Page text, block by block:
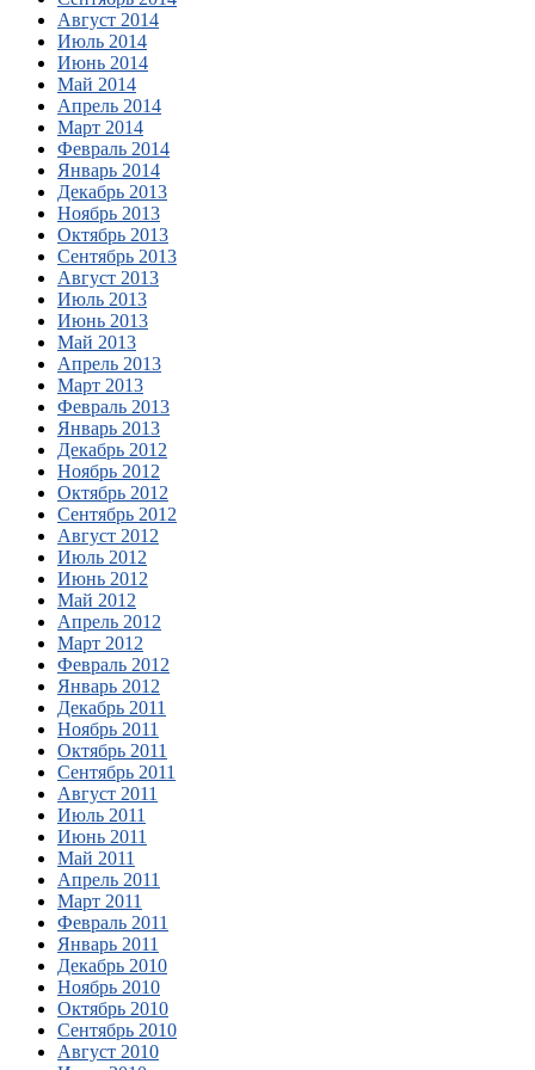
Август 2014
Июль 2014
Июнь 2014
Май 2014
Апрель 2014
Март 2014
Февраль 2014
Январь 2014
Декабрь 2013
Ноябрь 2013
Октябрь 2013
Сентябрь 2013
Август 2013
Июль 2013
Июнь 2013
Май 2013
Апрель 2013
Март 2013
Февраль 2013
Январь 2013
Декабрь 2012
Ноябрь 2012
Октябрь 2012
Сентябрь 2012
Август 2012
Июль 2012
Июнь 2012
Май 2012
Апрель 2012
Март 2012
Февраль 2012
Январь 2012
Декабрь 2011
Ноябрь 2011
Октябрь 2011
Сентябрь 2011
Август 2011
Июль 2011
Июнь 2011
Май 2011
Апрель 2011
Март 2011
Февраль 2011
Январь 2011
Декабрь 2010
Ноябрь 2010
Октябрь 2010
Сентябрь 2010
Август 2010